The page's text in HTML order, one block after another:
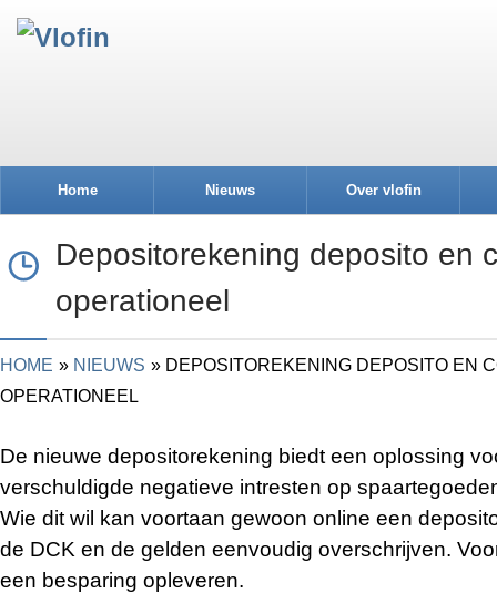
Home Nieuws Over vlofin
Depositorekening deposito en
operationeel
HOME NIEUWS
DEPOSITOREKENING DEPOSITO EN
OPERATIONEEL
De nieuwe depositorekening biedt een oplossing
verschuldigde negatieve intresten op
Wie dit wil kan voortaan gewoon online een
de DCK en de gelden eenvoudig overschrijven.
een besparing opleveren.